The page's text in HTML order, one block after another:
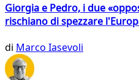
Giorgia e Pedro, i due
rischiano di spezzare
di Marco Iasevoli